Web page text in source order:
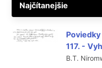
Najčítanejšie
117. -
B.T.